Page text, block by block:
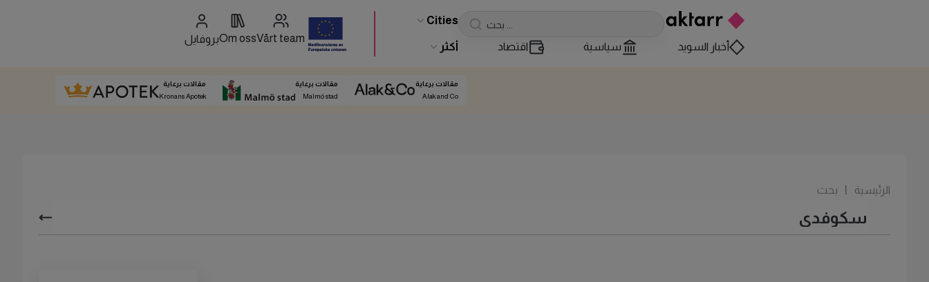
Cities
أخبار السويد سياسية اقتصاد أكثر
Vårt team
Om ossبروفايل
مقالات برعاية
Alak and Co
مقالات برعاية
Malmö stad
مقالات برعاية
Kronans Apotek
الرئيسية | بحث